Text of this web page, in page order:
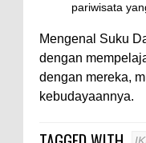
pariwisata
Mengenal Suku
dengan
dengan mereka,
kebudayaannya.